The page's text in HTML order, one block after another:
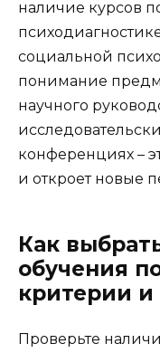
наличие курсов
социальной
понимание
научного
конференциях –
и откроет новые
Как
обучения
критерии и
Проверьте